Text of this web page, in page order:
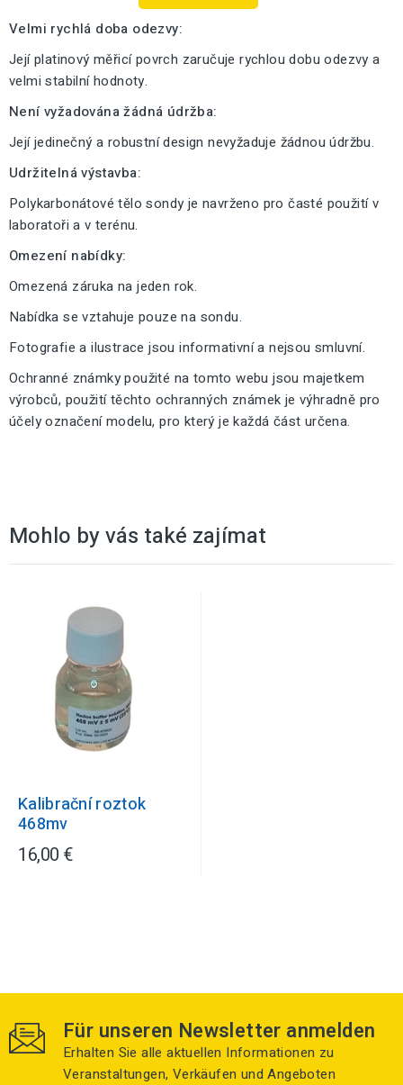
Velmi rychlá doba odezvy:
Její platinový měřicí povrch zaručuje rychlou dobu odezvy a
velmi stabilní hodnoty.
Není vyžadována žádná údržba:
Její jedinečný a robustní design nevyžaduje žádnou údržbu.
Udržitelná výstavba:
Polykarbonátové tělo sondy je navrženo pro časté použití v
laboratoři a v terénu.
Omezení nabídky:
Omezená záruka na jeden rok.
Nabídka se vztahuje pouze na sondu.
Fotografie a ilustrace jsou informativní a nejsou smluvní.
Ochranné známky použité na tomto webu jsou majetkem
výrobců, použití těchto ochranných známek je výhradně pro
účely označení modelu, pro který je každá část určena.
Mohlo by vás také zajímat
Kalibrační roztok
468mv
16,00 €
Für unseren Newsletter anmelden
Erhalten Sie alle aktuellen Informationen zu
Veranstaltungen, Verkäufen und Angeboten